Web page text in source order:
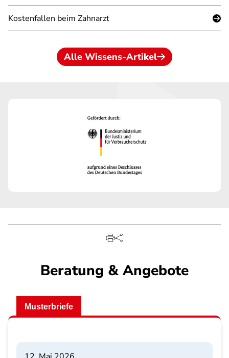
Kostenfallen beim Zahnarzt
Alle Wissens-Artikel
Beratung & Angebote
Musterbriefe